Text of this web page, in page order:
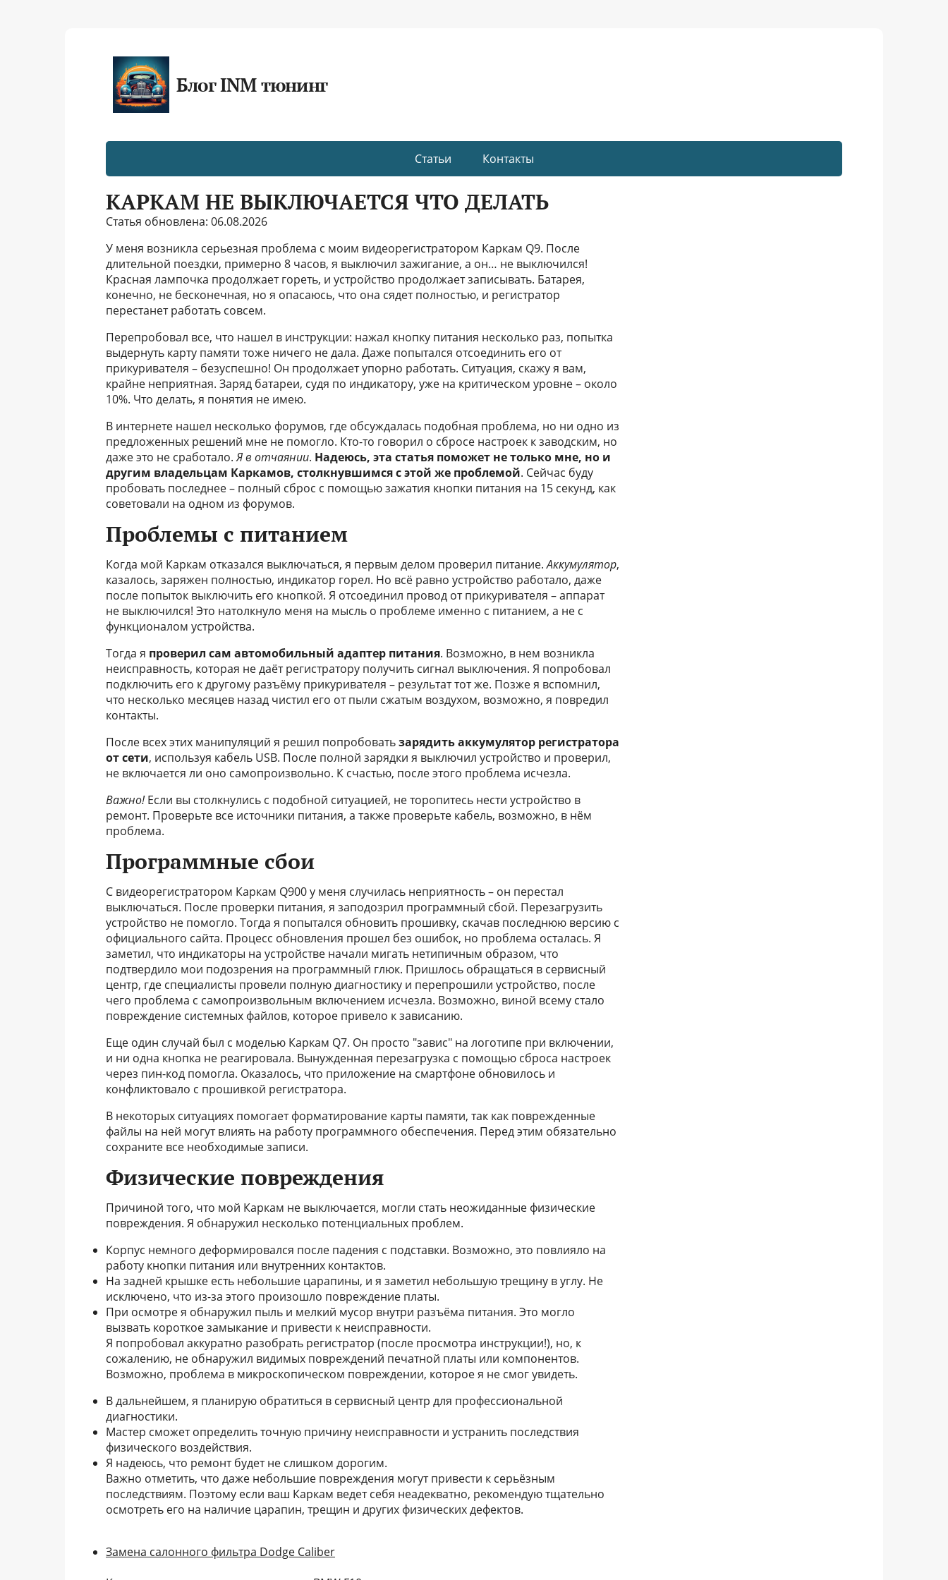
Блог INM тюнинг
Статьи Контакты
КАРКАМ НЕ ВЫКЛЮЧАЕТСЯ ЧТО ДЕЛАТЬ
Статья обновлена: 06.08.2026
У меня возникла серьезная проблема с моим видеорегистратором Каркам Q9. После
длительной поездки, примерно 8 часов, я выключил зажигание, а он… не выключился!
Красная лампочка продолжает гореть, и устройство продолжает записывать. Батарея,
конечно, не бесконечная, но я опасаюсь, что она сядет полностью, и регистратор
перестанет работать совсем.
Перепробовал все, что нашел в инструкции: нажал кнопку питания несколько раз, попытка
выдернуть карту памяти тоже ничего не дала. Даже попытался отсоединить его от
прикуривателя – безуспешно! Он продолжает упорно работать. Ситуация, скажу я вам,
крайне неприятная. Заряд батареи, судя по индикатору, уже на критическом уровне – около
10%. Что делать, я понятия не имею.
В интернете нашел несколько форумов, где обсуждалась подобная проблема, но ни одно из
предложенных решений мне не помогло. Кто-то говорил о сбросе настроек к заводским, но
даже это не сработало.Я в отчаянии. Надеюсь, эта статья поможет не только мне, но и
другим владельцам Каркамов, столкнувшимся с этой же проблемой. Сейчас буду
пробовать последнее – полный сброс с помощью зажатия кнопки питания на 15 секунд, как
советовали на одном из форумов.
Проблемы с питанием
Когда мой Каркам отказался выключаться, я первым делом проверил питание.Аккумулятор,
казалось, заряжен полностью, индикатор горел. Но всё равно устройство работало, даже
после попыток выключить его кнопкой. Я отсоединил провод от прикуривателя – аппарат
не выключился! Это натолкнуло меня на мысль о проблеме именно с питанием, а не с
функционалом устройства.
Тогда я проверил сам автомобильный адаптер питания. Возможно, в нем возникла
неисправность, которая не даёт регистратору получить сигнал выключения. Я попробовал
подключить его к другому разъёму прикуривателя – результат тот же. Позже я вспомнил,
что несколько месяцев назад чистил его от пыли сжатым воздухом, возможно, я повредил
контакты.
После всех этих манипуляций я решил попробоватьзарядить аккумулятор регистратора
от сети, используя кабель USB. После полной зарядки я выключил устройство и проверил,
не включается ли оно самопроизвольно. К счастью, после этого проблема исчезла.
Важно!Если вы столкнулись с подобной ситуацией, не торопитесь нести устройство в
ремонт. Проверьте все источники питания, а также проверьте кабель, возможно, в нём
проблема.
Программные сбои
С видеорегистратором Каркам Q900 у меня случилась неприятность – он перестал
выключаться. После проверки питания, я заподозрил программный сбой. Перезагрузить
устройство не помогло. Тогда я попытался обновить прошивку, скачав последнюю версию с
официального сайта. Процесс обновления прошел без ошибок, но проблема осталась. Я
заметил, что индикаторы на устройстве начали мигать нетипичным образом, что
подтвердило мои подозрения на программный глюк. Пришлось обращаться в сервисный
центр, где специалисты провели полную диагностику и перепрошили устройство, после
чего проблема с самопроизвольным включением исчезла. Возможно, виной всему стало
повреждение системных файлов, которое привело к зависанию.
Еще один случай был с моделью Каркам Q7. Он просто "завис" на логотипе при включении,
и ни одна кнопка не реагировала. Вынужденная перезагрузка с помощью сброса настроек
через пин-код помогла. Оказалось, что приложение на смартфоне обновилось и
конфликтовало с прошивкой регистратора.
В некоторых ситуациях помогает форматирование карты памяти, так как поврежденные
файлы на ней могут влиять на работу программного обеспечения. Перед этим обязательно
сохраните все необходимые записи.
Физические повреждения
Причиной того, что мой Каркам не выключается, могли стать неожиданные физические
повреждения. Я обнаружил несколько потенциальных проблем.
Корпус немного деформировался после падения с подставки. Возможно, это повлияло на
работу кнопки питания или внутренних контактов.
На задней крышке есть небольшие царапины, и я заметил небольшую трещину в углу. Не
исключено, что из-за этого произошло повреждение платы.
При осмотре я обнаружил пыль и мелкий мусор внутри разъёма питания. Это могло
вызвать короткое замыкание и привести к неисправности.
Я попробовал аккуратно разобрать регистратор (после просмотра инструкции!), но, к
сожалению, не обнаружил видимых повреждений печатной платы или компонентов.
Возможно, проблема в микроскопическом повреждении, которое я не смог увидеть.
В дальнейшем, я планирую обратиться в сервисный центр для профессиональной
диагностики.
Мастер сможет определить точную причину неисправности и устранить последствия
физического воздействия.
Я надеюсь, что ремонт будет не слишком дорогим.
Важно отметить, что даже небольшие повреждения могут привести к серьёзным
последствиям. Поэтому если ваш Каркам ведет себя неадекватно, рекомендую тщательно
осмотреть его на наличие царапин, трещин и других физических дефектов.
Замена салонного фильтра Dodge Caliber